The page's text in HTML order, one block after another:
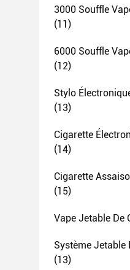
3000 Souffle
(11)
6000 Souffle
(12)
Stylo
(13)
Cigarette
(14)
Cigarette
(15)
Vape Jetable De
Système Jetable
(13)